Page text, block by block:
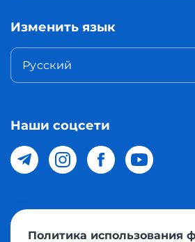
Изменить язык
Русский
Наши соцсети
© 2026 Meest Shopping доставка
Политика использования